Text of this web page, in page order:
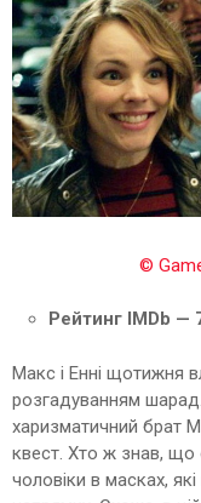
©
Рейтинг IMDb —
Макс і Енні щотижня
розгадуванням
харизматичний брат
квест. Хто ж знав, що
чоловіки в масках,